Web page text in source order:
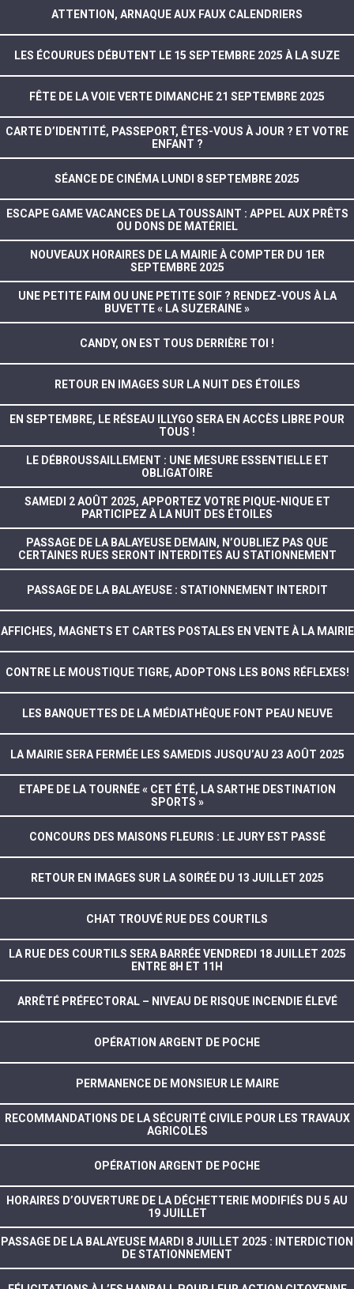
ATTENTION, ARNAQUE AUX FAUX CALENDRIERS
LES ÉCOURUES DÉBUTENT LE 15 SEPTEMBRE 2025 À LA SUZE
FÊTE DE LA VOIE VERTE DIMANCHE 21 SEPTEMBRE 2025
CARTE D’IDENTITÉ, PASSEPORT, ÊTES-VOUS À JOUR ? ET VOTRE
ENFANT ?
SÉANCE DE CINÉMA LUNDI 8 SEPTEMBRE 2025
ESCAPE GAME VACANCES DE LA TOUSSAINT : APPEL AUX PRÊTS
OU DONS DE MATÉRIEL
NOUVEAUX HORAIRES DE LA MAIRIE À COMPTER DU 1ER
SEPTEMBRE 2025
UNE PETITE FAIM OU UNE PETITE SOIF ? RENDEZ-VOUS À LA
BUVETTE « LA SUZERAINE »
CANDY, ON EST TOUS DERRIÈRE TOI !
RETOUR EN IMAGES SUR LA NUIT DES ÉTOILES
EN SEPTEMBRE, LE RÉSEAU ILLYGO SERA EN ACCÈS LIBRE POUR
TOUS !
LE DÉBROUSSAILLEMENT : UNE MESURE ESSENTIELLE ET
OBLIGATOIRE
SAMEDI 2 AOÛT 2025, APPORTEZ VOTRE PIQUE-NIQUE ET
PARTICIPEZ À LA NUIT DES ÉTOILES
PASSAGE DE LA BALAYEUSE DEMAIN, N’OUBLIEZ PAS QUE
CERTAINES RUES SERONT INTERDITES AU STATIONNEMENT
PASSAGE DE LA BALAYEUSE : STATIONNEMENT INTERDIT
AFFICHES, MAGNETS ET CARTES POSTALES EN VENTE À LA MAIRIE
CONTRE LE MOUSTIQUE TIGRE, ADOPTONS LES BONS RÉFLEXES!
LES BANQUETTES DE LA MÉDIATHÈQUE FONT PEAU NEUVE
LA MAIRIE SERA FERMÉE LES SAMEDIS JUSQU’AU 23 AOÛT 2025
ETAPE DE LA TOURNÉE « CET ÉTÉ, LA SARTHE DESTINATION
SPORTS »
CONCOURS DES MAISONS FLEURIS : LE JURY EST PASSÉ
RETOUR EN IMAGES SUR LA SOIRÉE DU 13 JUILLET 2025
CHAT TROUVÉ RUE DES COURTILS
LA RUE DES COURTILS SERA BARRÉE VENDREDI 18 JUILLET 2025
ENTRE 8H ET 11H
ARRÊTÉ PRÉFECTORAL – NIVEAU DE RISQUE INCENDIE ÉLEVÉ
OPÉRATION ARGENT DE POCHE
PERMANENCE DE MONSIEUR LE MAIRE
RECOMMANDATIONS DE LA SÉCURITÉ CIVILE POUR LES TRAVAUX
AGRICOLES
OPÉRATION ARGENT DE POCHE
HORAIRES D’OUVERTURE DE LA DÉCHETTERIE MODIFIÉS DU 5 AU
19 JUILLET
PASSAGE DE LA BALAYEUSE MARDI 8 JUILLET 2025 : INTERDICTION
DE STATIONNEMENT